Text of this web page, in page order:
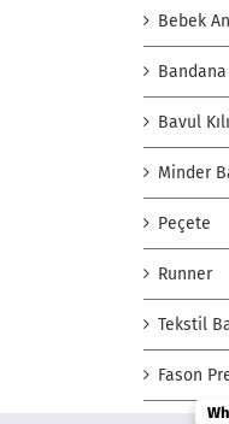
Bebek
Bavul
Minder
Peçete
Runner
Tekstil
Fason